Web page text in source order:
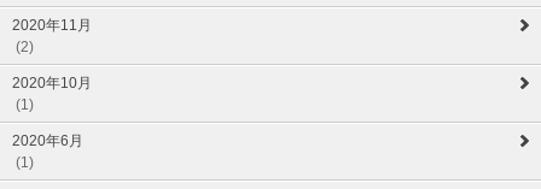
2020年11月
(2)
2020年10月
(1)
2020年6月
(1)